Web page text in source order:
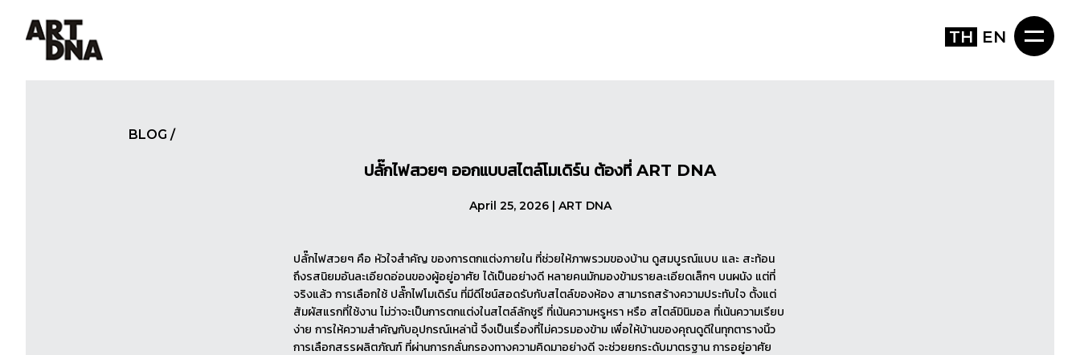
TH EN
BLOG /
ปลั๊กไฟสวยๆ ออกแบบสไตล์โมเดิร์น ต้องที่ ART DNA
April 25, 2026 | ART DNA
ปลั๊กไฟสวยๆ คือ หัวใจสำคัญ ของการตกแต่งภายใน ที่ช่วยให้ภาพรวมของบ้าน ดูสมบูรณ์แบบ และ สะท้อน
ถึงรสนิยมอันละเอียดอ่อนของผู้อยู่อาศัย ได้เป็นอย่างดี หลายคนมักมองข้ามรายละเอียดเล็กๆ บนผนัง แต่ที่
จริงแล้ว การเลือกใช้ ปลั๊กไฟโมเดิร์น ที่มีดีไซน์สอดรับกับสไตล์ของห้อง สามารถสร้างความประทับใจ ตั้งแต่
สัมผัสแรกที่ใช้งาน ไม่ว่าจะเป็นการตกแต่งในสไตล์ลักชูรี ที่เน้นความหรูหรา หรือ สไตล์มินิมอล ที่เน้นความเรียบ
ง่าย การให้ความสำคัญกับอุปกรณ์เหล่านี้ จึงเป็นเรื่องที่ไม่ควรมองข้าม เพื่อให้บ้านของคุณดูดีในทุกตารางนิ้ว
การเลือกสรรผลิตภัณฑ์ ที่ผ่านการกลั่นกรองทางความคิดมาอย่างดี จะช่วยยกระดับมาตรฐาน การอยู่อาศัย